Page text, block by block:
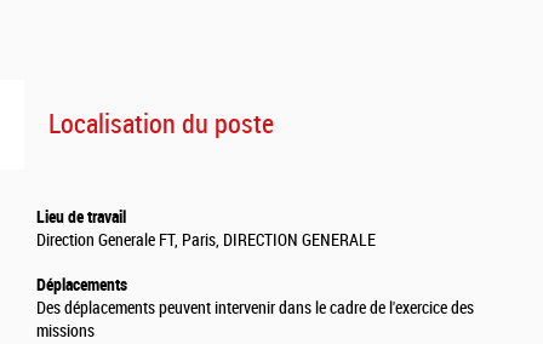
Localisation du poste
Lieu de travail
Direction Generale FT, Paris, DIRECTION GENERALE
Déplacements
Des déplacements peuvent intervenir dans le cadre de l'exercice des
missions